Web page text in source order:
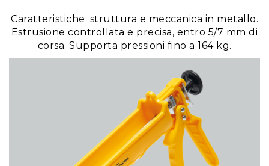
Caratteristiche: struttura e meccanica in metallo.
Estrusione controllata e precisa, entro 5/7 mm di
corsa. Supporta pressioni fino a 164 kg.